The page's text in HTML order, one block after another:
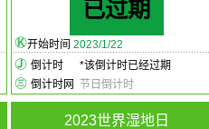
已过期
开始时间 2023/1/22
倒计时
*该倒计时已经过期
倒计时网
节日倒计时
2023世界湿地日